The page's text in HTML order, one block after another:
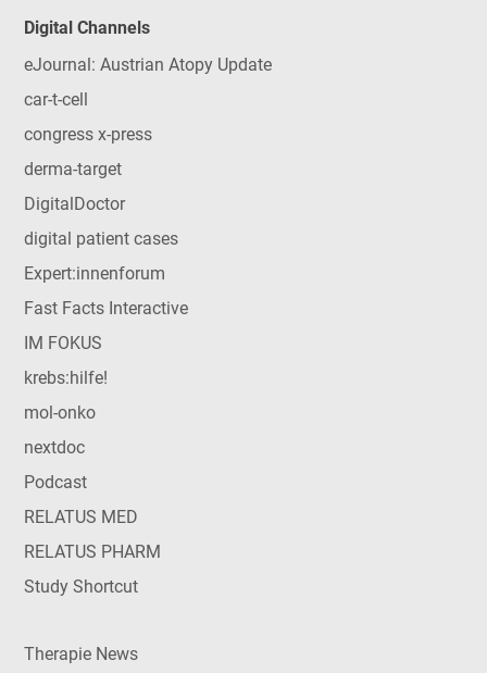
Digital Channels
eJournal: Austrian Atopy Update
car-t-cell
congress x-press
derma-target
DigitalDoctor
digital patient cases
Expert:innenforum
Fast Facts Interactive
IM FOKUS
krebs:hilfe!
mol-onko
nextdoc
Podcast
RELATUS MED
RELATUS PHARM
Study Shortcut
Therapie News